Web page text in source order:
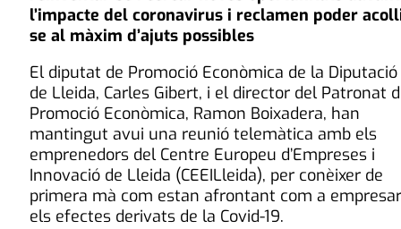
l’impacte del coronavirus i reclamen poder
se al màxim d’ajuts possibles
El diputat de Promoció Econòmica de la Diputació
de Lleida, Carles Gibert, i el director del Patronat
Promoció Econòmica, Ramon Boixadera, han
mantingut avui una reunió telemàtica amb els
emprenedors del Centre Europeu d’Empreses i
Innovació de Lleida (CEEILleida), per conèixer de
primera mà com estan afrontant com a
els efectes derivats de la Covid-19.